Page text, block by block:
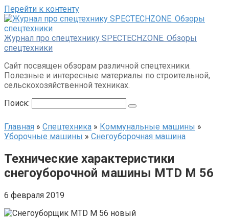
Перейти к контенту
Журнал про спецтехнику SPECTECHZONE. Обзоры
спецтехники
Сайт посвящен обзорам различной спецтехники.
Полезные и интересные материалы по строительной,
сельскохозяйственной техниках.
Поиск:
Главная » Спецтехника » Коммунальные машины »
Уборочные машины » Снегоуборочная машина
Технические характеристики
снегоуборочной машины MTD M 56
6 февраля 2019